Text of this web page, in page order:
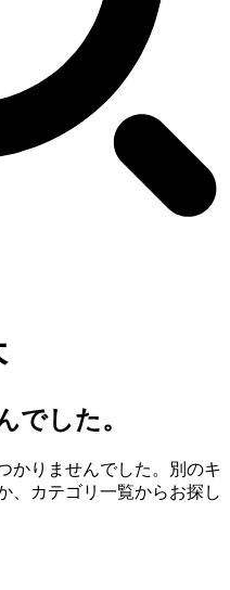
でした。
かりませんでした。別のキ
、カテゴリ一覧からお探し